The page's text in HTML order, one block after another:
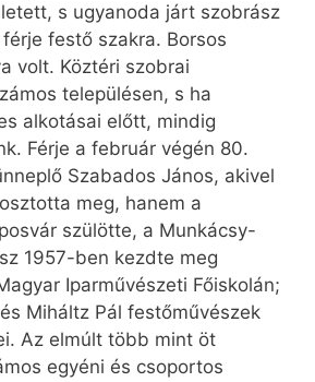
s ugyan­oda járt szobrász
festő szakra. Borsos
volt. Köztéri szobrai
településen, s ha
alkotásai előtt, mindig
Férje a február végén 80.
Szabados János, akivel
meg, hanem a
szülötte, a Munkácsy-
1957-ben kezdte meg
Iparművészeti Főiskolán;
Miháltz Pál festőművészek
Az elmúlt több mint öt
egyéni és csoportos